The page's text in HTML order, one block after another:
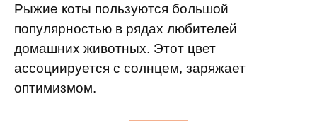
Рыжие коты пользуются большой
популярностью в рядах любителей
домашних животных. Этот цвет
ассоциируется с солнцем, заряжает
оптимизмом.